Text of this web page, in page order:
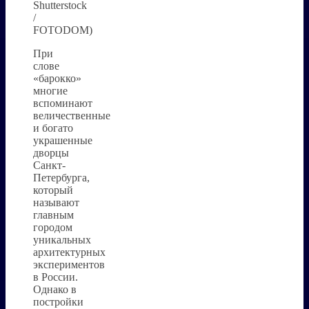
Shutterstock
/
FOTODOM)
При
слове
«барокко»
многие
вспоминают
величественные
и богато
украшенные
дворцы
Санкт-
Петербурга,
который
называют
главным
городом
уникальных
архитектурных
экспериментов
в России.
Однако в
постройки